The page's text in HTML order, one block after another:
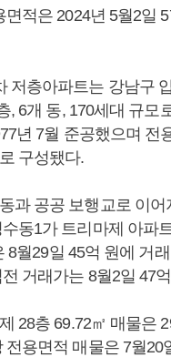
면적은 2024년 5월2일
저층아파트는 강남구
, 6개 동, 170세대 규모
년 7월 준공했으며 전
구성됐다.
과 공공 보행교로 이어
동1가 트리마제 아파
8월29일 45억 원에 거
거래가는 8월2일 47
28층 69.72㎡ 매물은
전용면적 매물은 7월20